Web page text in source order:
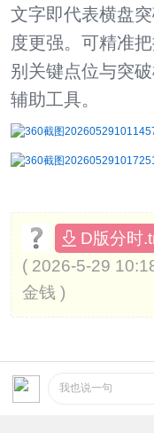
文字即代表横盘
度更强。可精准
别关键点位与突
辅助工具。
D版分时
( 2026-5-29
金钱 )
我也说一句